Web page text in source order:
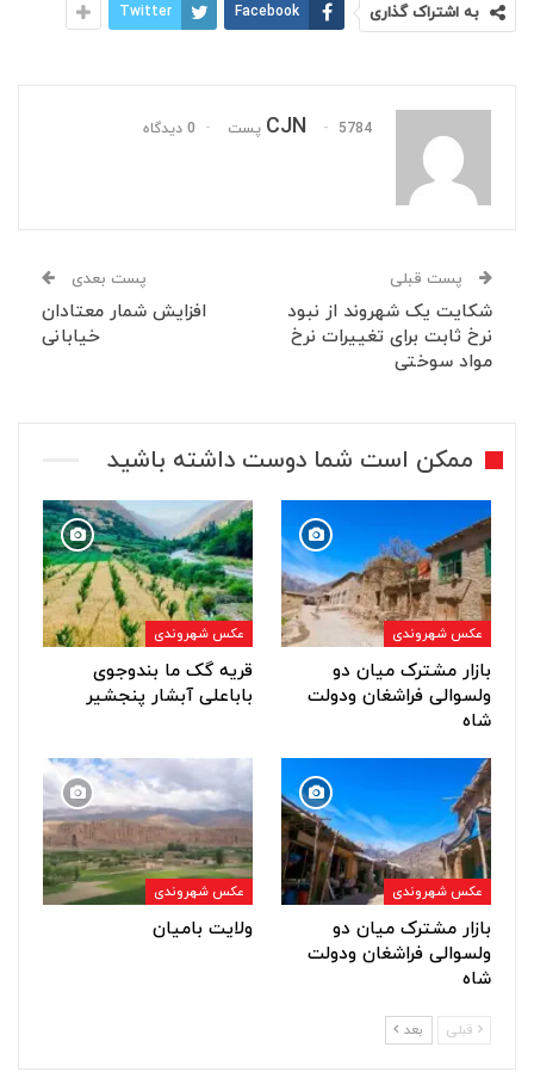
به اشتراک گذاری Facebook
Twitter
CJN 5784 پست 0 دیدگاه
پست قبلی
شکایت یک شهروند از نبود
نرخ ثابت برای تغییرات نرخ
مواد سوختی
پست بعدی
افزایش شمار معتادان
خیابانی
ممکن است شما دوست داشته باشید
عکس شهروندی
بازار مشترک میان دو
ولسوالی فراشغان ودولت
شاه
عکس شهروندی
قریه گک ما بندوجوی
باباعلی آبشار پنجشیر
عکس شهروندی
بازار مشترک میان دو
ولسوالی فراشغان ودولت
شاه
عکس شهروندی
ولایت بامیان
قبلی بعد